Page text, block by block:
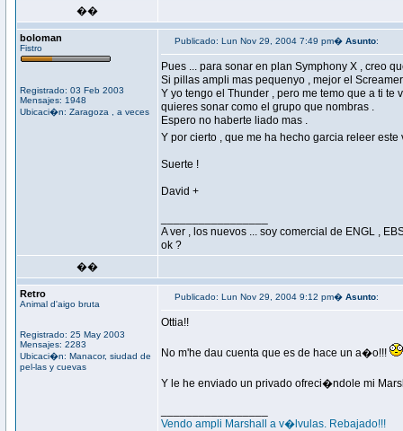
��
boloman
Fistro
Registrado: 03 Feb 2003
Mensajes: 1948
Ubicaci�n: Zaragoza , a veces
Publicado: Lun Nov 29, 2004 7:49 pm� Asunto:
Pues ... para sonar en plan Symphony X , creo
Si pillas ampli mas pequenyo , mejor el
Y yo tengo el Thunder , pero me temo que a ti
quieres sonar como el grupo que nombras .
Espero no haberte liado mas .
Y por cierto , que me ha hecho garcia releer
Suerte !
David +
A ver , los nuevos ... soy comercial de ENGL ,
ok ?
��
Retro
Animal d'aigo bruta
Registrado: 25 May 2003
Mensajes: 2283
Ubicaci�n: Manacor, siudad de
pel-las y cuevas
Publicado: Lun Nov 29, 2004 9:12 pm� Asunto:
Ottia!!
No m'he dau cuenta que es de hace un a�o!!!
Y le he enviado un privado ofreci�ndole mi
Vendo ampli Marshall a v�lvulas. Rebajado!!!